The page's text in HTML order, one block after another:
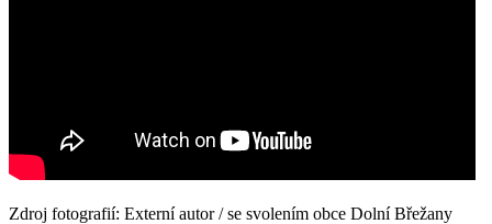
Zdroj fotografií: Externí autor / se svolením obce Dolní Břežany